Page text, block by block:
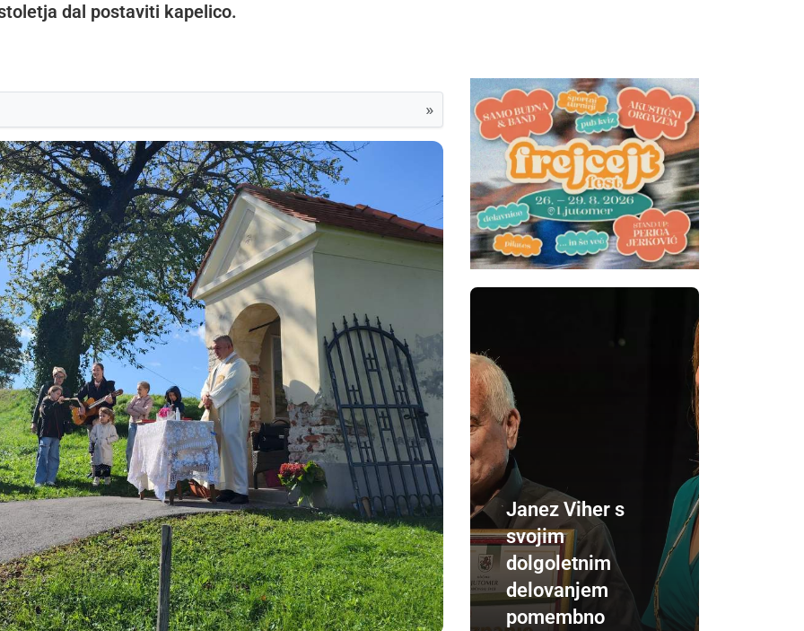
dal postaviti kapelico.
»
Janez Viher s
svojim
dolgoletnim
delovanjem
pomembno